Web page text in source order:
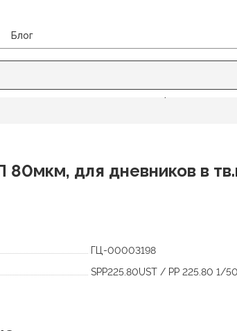
Блог
Обложки 225х390мм с клеевым краем, ПП
для дневников в
ГЦ-00003198
SPP225.80UST / PP 225.80 1/50